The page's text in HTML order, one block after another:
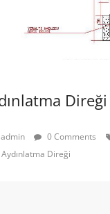
admin 0 Comments
Direği